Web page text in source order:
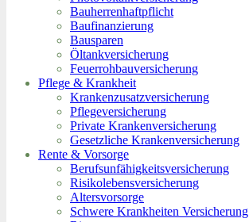
Bauherrenhaftpflicht
Baufinanzierung
Bausparen
Öltankversicherung
Feuerrohbauversicherung
Pflege & Krankheit
Krankenzusatzversicherung
Pflegeversicherung
Private Krankenversicherung
Gesetzliche Krankenversicherung
Rente & Vorsorge
Berufs­unfähigkeitsversicherung
Risikolebensversicherung
Altersvorsorge
Schwere Krankheiten Versicherung